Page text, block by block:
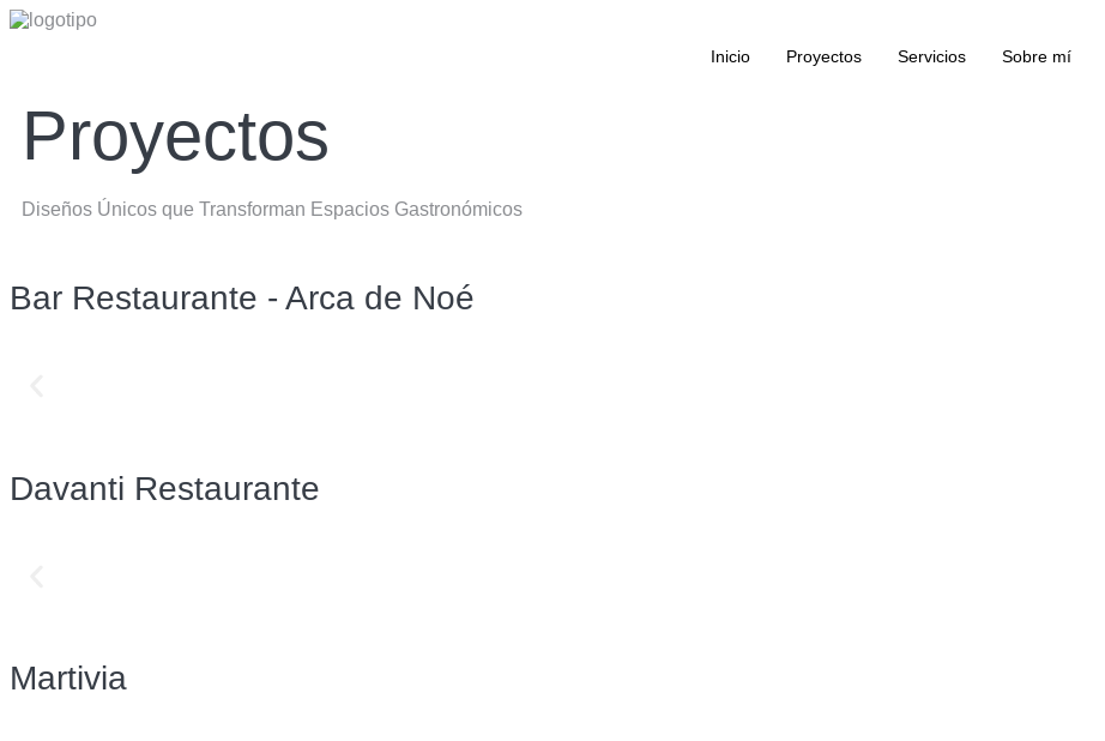
Inicio Proyectos Servicios Sobre mí
Proyectos
Diseños Únicos que Transforman Espacios Gastronómicos
Bar Restaurante - Arca de Noé
Davanti Restaurante
Martivia